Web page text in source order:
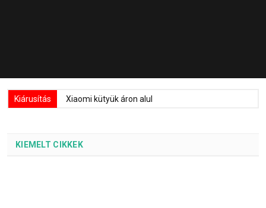
Kiárusítás Xiaomi kütyük áron alul
KIEMELT CIKKEK